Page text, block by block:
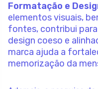
Formatação e
elementos visuais,
fontes, contribui
design coeso e
marca ajuda a
memorização da